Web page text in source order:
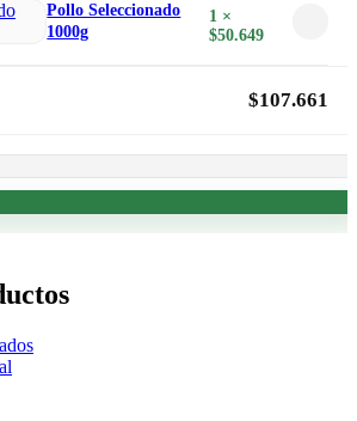
Pollo Seleccionado
1000g
1 ×
$50.649
$107.661